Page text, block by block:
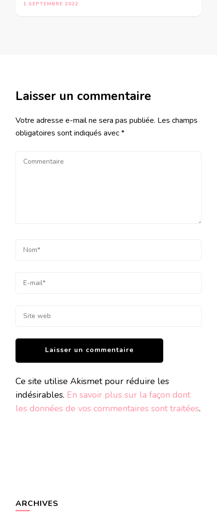
1 SEPTEMBRE 2022
Laisser un commentaire
Votre adresse e-mail ne sera pas publiée. Les champs
obligatoires sont indiqués avec*
Ce site utilise Akismet pour réduire les
indésirables. En savoir plus sur la façon dont
les données de vos commentaires sont traitées.
ARCHIVES